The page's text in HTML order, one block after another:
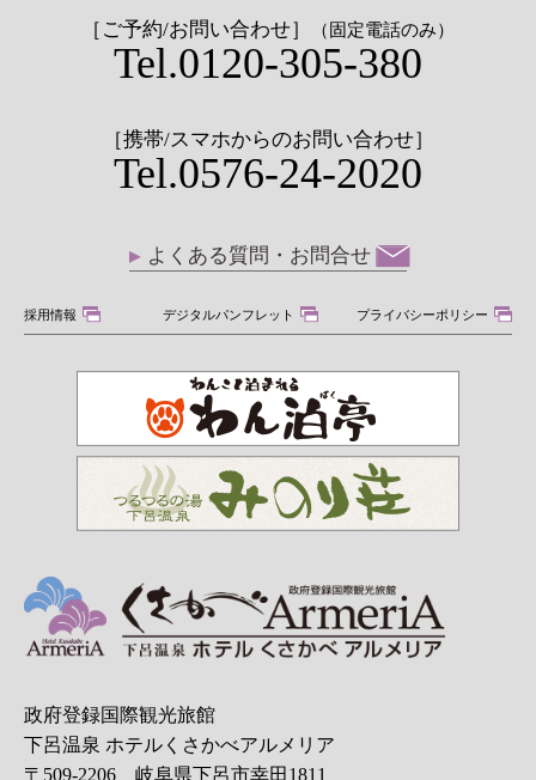
［ご予約/お問い合わせ］ （固定電話のみ）
Tel.0120-305-380
［携帯/スマホからのお問い合わせ］
Tel.0576-24-2020
よくある質問・お問合せ
採用情報 デジタルパンフレット プライバシーポリシー
政府登録国際観光旅館
下呂温泉 ホテルくさかべアルメリア
〒509-2206 岐阜県下呂市幸田1811